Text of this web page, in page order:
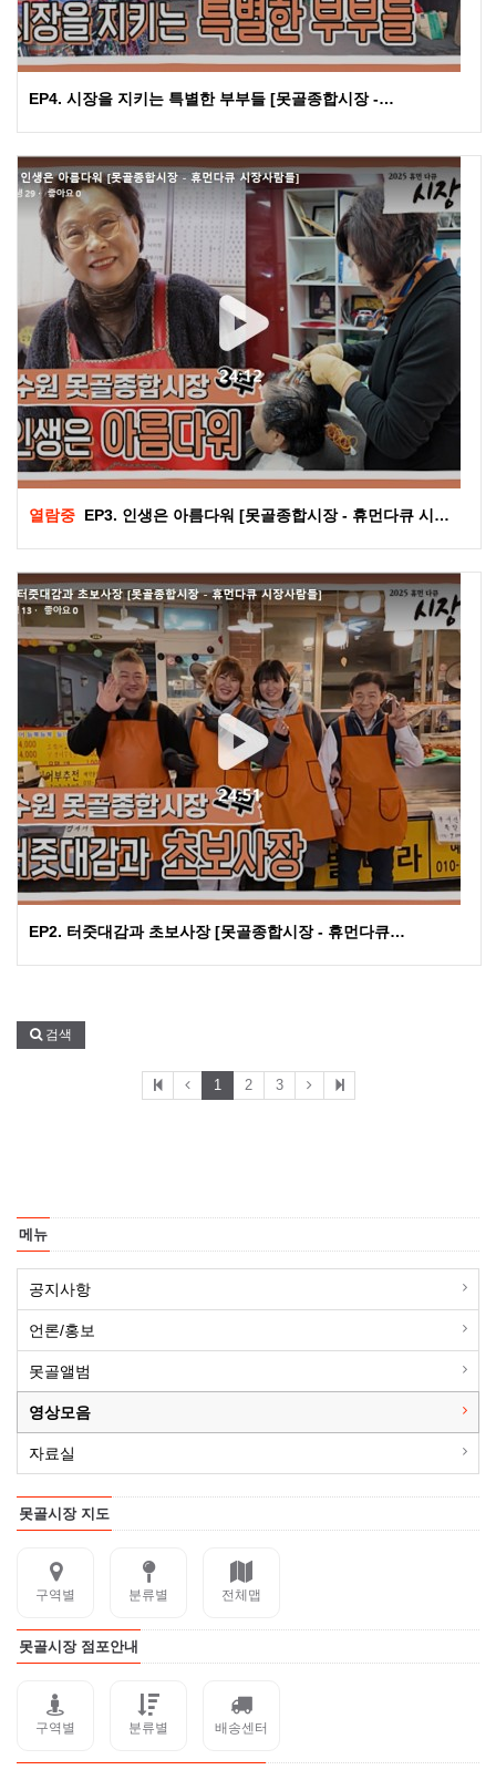
EP4. 시장을 지키는 특별한 부부들 [못골종합시장 -…
열람중 EP3. 인생은 아름다워 [못골종합시장 - 휴먼다큐 시…
EP2. 터줏대감과 초보사장 [못골종합시장 - 휴먼다큐…
검색
1 2 3
메뉴
공지사항
언론/홍보
못골앨범
영상모음
자료실
못골시장 지도
구역별 분류별 전체맵
못골시장 점포안내
구역별 분류별 배송센터